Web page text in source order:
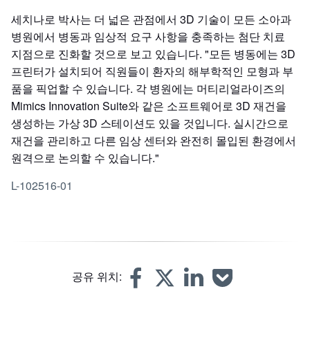
세치나로 박사는 더 넓은 관점에서 3D 기술이 모든 소아과
병원에서 병동과 임상적 요구 사항을 충족하는 첨단 치료
지점으로 진화할 것으로 보고 있습니다. "모든 병동에는 3D
프린터가 설치되어 직원들이 환자의 해부학적인 모형과 부
품을 픽업할 수 있습니다. 각 병원에는 머티리얼라이즈의
Mimics Innovation Suite와 같은 소프트웨어로 3D 재건을
생성하는 가상 3D 스테이션도 있을 것입니다. 실시간으로
재건을 관리하고 다른 임상 센터와 완전히 몰입된 환경에서
원격으로 논의할 수 있습니다."
L-102516-01
공유 위치: